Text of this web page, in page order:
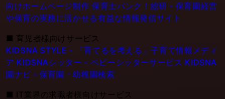
向けホームページ制作 保育士バンク！総研 - 保育園経営
や保育の実務に活かせる有益な情報発信サイト
■ 育児者様向けサービス
KIDSNA STYLE - 「育てるを考える」子育て情報メディ
ア KIDSNAシッター - ベビーシッターサービス KIDSNA
園ナビ - 保育園・幼稚園検索
■ IT業界の求職者様向けサービス